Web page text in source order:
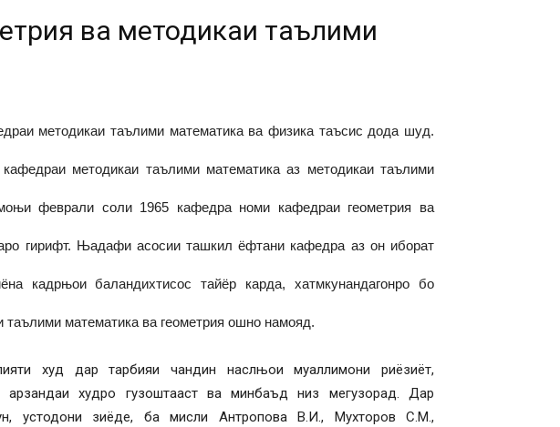
ва методикаи таълими
методикаи таълими математика ва физика таъсис дода шуд.
методикаи таълими математика аз методикаи таълими
феврали соли 1965 кафедра номи кафедраи геометрия ва
гирифт. Њадафи асосии ташкил ёфтани кафедра аз он иборат
кадрњои баландихтисос тайёр карда, хатмкунандагонро бо
математика ва геометрия ошно намояд.
худ дар тарбияи чандин наслњои муаллимони риёзиёт,
арзандаи худро гузоштааст ва минбаъд низ мегузорад. Дар
устодони зиёде, ба мисли Антропова В.И., Мухторов С.М.,